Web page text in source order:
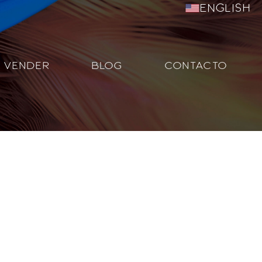
English
VENDER BLOG CONTACTO